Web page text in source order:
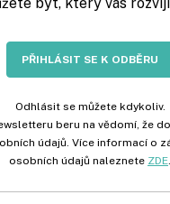
PŘIHLÁSIT SE K ODBĚRU
Odhlásit se můžete kdykoliv.
beru na vědomí, že
údajů. Více informací o
osobních údajů naleznete ZDE.